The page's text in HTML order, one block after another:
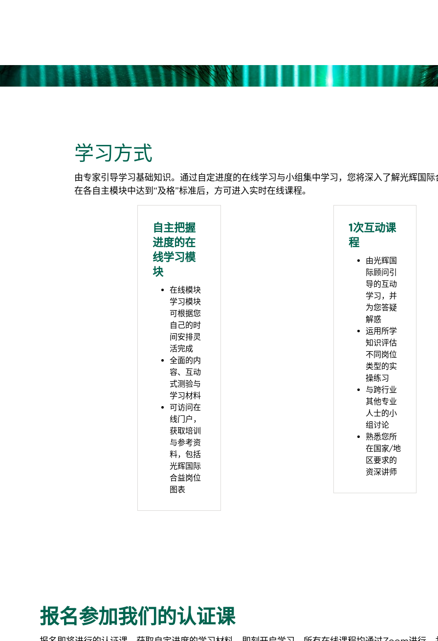
学习方式
由专家引导学习基础知识。通过自定进度的在线学习与小组集中学习，您将深入了解光辉国
在各自主模块中达到“及格”标准后，方可进入实时在线课程。
自主把握
进度的在
线学习模
块
在线模块
学习模块
可根据您
自己的时
间安排灵
活完成
全面的内
容、互动
式测验与
学习材料
可访问在
线门户，
获取培训
与参考资
料，包括
光辉国际
合益岗位
图表
1次互动课
程
由光辉国
际顾问引
导的互动
学习，并
为您答疑
解惑
运用所学
知识评估
不同岗位
类型的实
操练习
与跨行业
其他专业
人士的小
组讨论
熟悉您所
在国家/地
区要求的
资深讲师
报名参加我们的认证课